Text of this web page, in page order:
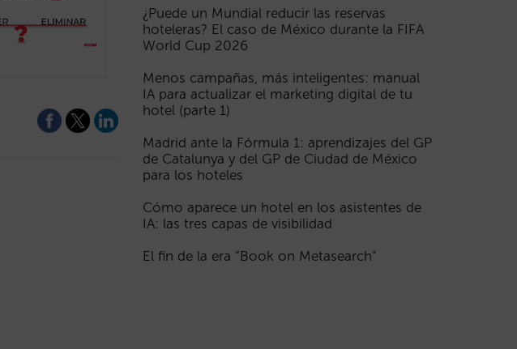
¿Puede un Mundial reducir las reservas
hoteleras? El caso de México durante la FIFA
World Cup 2026
Menos campañas, más inteligentes: manual
IA para actualizar el marketing digital de tu
hotel (parte 1)
Madrid ante la Fórmula 1: aprendizajes del GP
de Catalunya y del GP de Ciudad de México
para los hoteles
Cómo aparece un hotel en los asistentes de
IA: las tres capas de visibilidad
El fin de la era “Book on Metasearch”